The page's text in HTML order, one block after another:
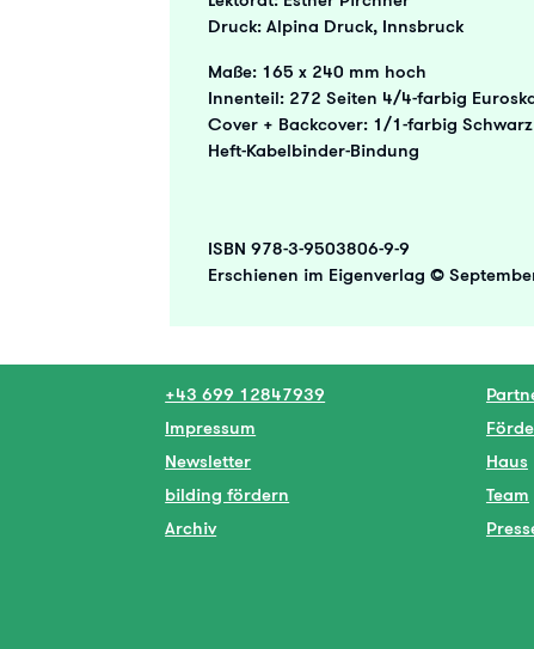
Druck: Alpina Druck, Innsbruck
Maße: 165 x 240 mm hoch
Innenteil: 272 Seiten 4/4-farbig
Cover + Backcover: 1/1-farbig
Heft-Kabelbinder-Bindung
ISBN 978-3-9503806-9-9
Erschienen im Eigenverlag ©
+43 699 12847939
Impressum
Newsletter
bilding fördern
Archiv
Haus
Team